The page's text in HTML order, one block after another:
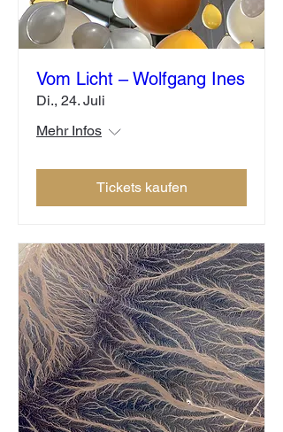
Vom Licht – Wolfgang Ines
Di., 24. Juli
Mehr Infos
Tickets kaufen